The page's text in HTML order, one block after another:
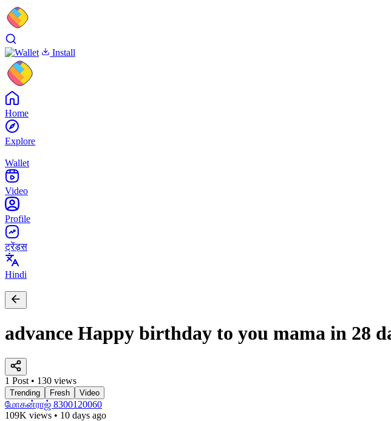
Install
Home
Explore
Wallet
Video
Profile
ट्रेंड्स
Hindi
advance Happy birthday to you mama in 28
1 Post • 130 views
Trending Fresh Video
மோகன்ராஜ் 8300120060
109K views • 10 days ago